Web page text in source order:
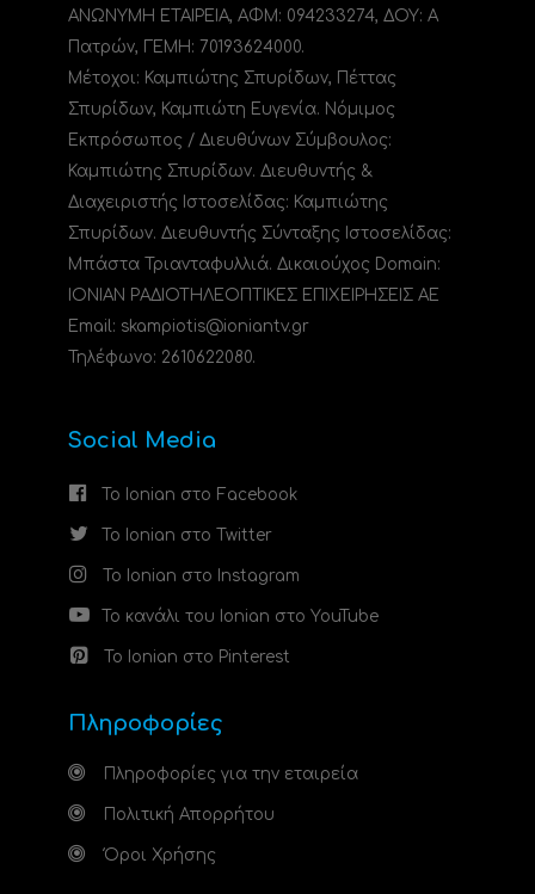
ΑΝΩΝΥΜΗ ΕΤΑΙΡΕΙΑ, ΑΦΜ: 094233274, ΔΟΥ: A
Πατρών, ΓΕΜΗ: 70193624000.
Μέτοχοι: Καμπιώτης Σπυρίδων, Πέττας
Σπυρίδων, Καμπιώτη Ευγενία. Νόμιμος
Εκπρόσωπος / Διευθύνων Σύμβουλος:
Καμπιώτης Σπυρίδων. Διευθυντής &
Διαχειριστής Ιστοσελίδας: Καμπιώτης
Σπυρίδων. Διευθυντής Σύνταξης Ιστοσελίδας:
Μπάστα Τριανταφυλλιά. Δικαιούχος Domain:
ΙΟΝΙΑΝ ΡΑΔΙΟΤΗΛΕΟΠΤΙΚΕΣ ΕΠΙΧΕΙΡΗΣΕΙΣ ΑΕ
Email: skampiotis@ioniantv.gr
Τηλέφωνο: 2610622080.
Social Media
Το Ionian στο Facebook
Το Ionian στο Twitter
Το Ionian στο Instagram
Το κανάλι του Ionian στο YouTube
Το Ionian στο Pinterest
Πληροφορίες
Πληροφορίες για την εταιρεία
Πολιτική Απορρήτου
Όροι Χρήσης